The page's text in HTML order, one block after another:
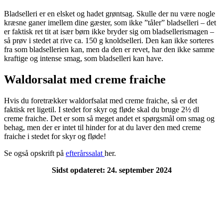
Bladselleri er en elsket og hadet grøntsag. Skulle der nu være nogle
kræsne ganer imellem dine gæster, som ikke ”tåler” bladselleri – det
er faktisk ret tit at især børn ikke bryder sig om bladsellerismagen –
så prøv i stedet at rive ca. 150 g knoldselleri. Den kan ikke sorteres
fra som bladsellerien kan, men da den er revet, har den ikke samme
kraftige og intense smag, som bladselleri kan have.
Waldorsalat med creme fraiche
Hvis du foretrækker waldorfsalat med creme fraiche, så er det
faktisk ret ligetil. I stedet for skyr og fløde skal du bruge 2½ dl
creme fraiche. Det er som så meget andet et spørgsmål om smag og
behag, men der er intet til hinder for at du laver den med creme
fraiche i stedet for skyr og fløde!
Se også opskrift på efterårssalat her.
Sidst opdateret: 24. september 2024